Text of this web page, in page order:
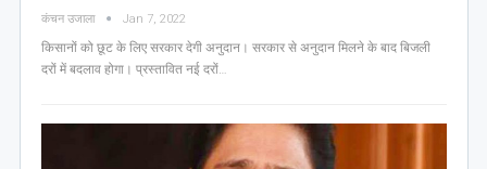
कंचन उजाला Jan 7, 2022
किसानों को छूट के लिए सरकार देगी अनुदान। सरकार से अनुदान मिलने के बाद बिजली
दरों में बदलाव होगा। प्रस्तावित नई दरों…